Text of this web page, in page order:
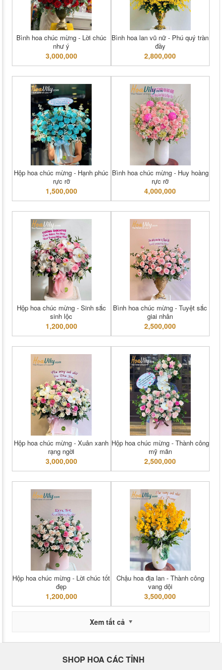
Bình hoa chúc mừng - Lời chúc
như ý
3,000,000
Bình hoa lan vũ nữ - Phú quý tràn
đầy
2,800,000
Hộp hoa chúc mừng - Hạnh phúc
rực rỡ
1,500,000
Bình hoa chúc mừng - Huy hoàng
rực rỡ
4,000,000
Hộp hoa chúc mừng - Sinh sắc
sinh lộc
1,200,000
Bình hoa chúc mừng - Tuyệt sắc
giai nhân
2,500,000
Hộp hoa chúc mừng - Xuân xanh
rạng ngời
3,000,000
Hộp hoa chúc mừng - Thành công
mỹ mãn
2,500,000
Hộp hoa chúc mừng - Lời chúc tốt
đẹp
1,200,000
Chậu hoa địa lan - Thành công
vang dội
3,500,000
Xem tất cả
SHOP HOA CÁC TỈNH